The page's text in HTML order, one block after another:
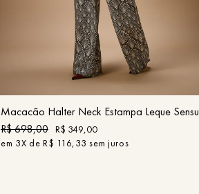
M GG
COMPRAR
Macacão Halter Neck Estampa Leque Sensu
R$698,00 R$ 349,00
em 3X deR$ 116,33 sem juros